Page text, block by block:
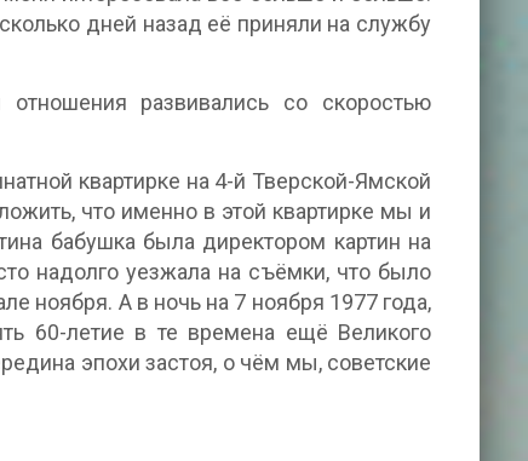
дней назад её приняли на службу
развивались со скоростью
квартирке на 4-й Тверской-Ямской
что именно в этой квартирке мы и
бабушка была директором картин на
надолго уезжала на съёмки, что было
ноября. А в ночь на 7 ноября 1977 года,
60-летие в те времена ещё Великого
эпохи застоя, о чём мы, советские